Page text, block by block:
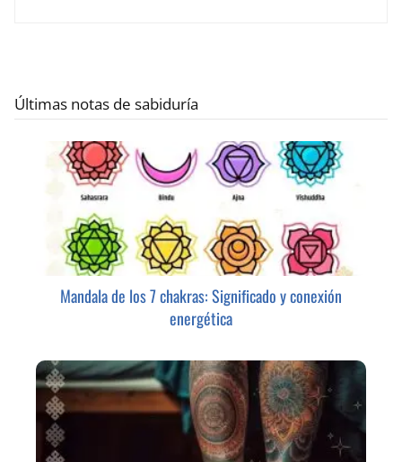
Últimas notas de sabiduría
Mandala de los 7 chakras: Significado y conexión
energética